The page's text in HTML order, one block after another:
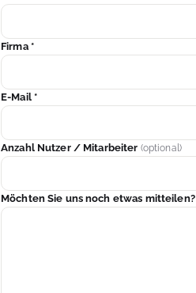
Firma *
E-Mail *
Anzahl Nutzer / Mitarbeiter (optional)
Möchten Sie uns noch etwas mitteilen?